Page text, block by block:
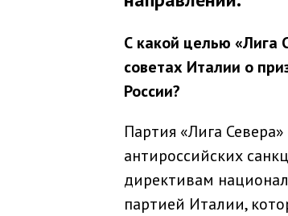
С какой целью «Лига
советах Италии о
России?
Партия «Лига
антироссийских
директивам
партией Италии,